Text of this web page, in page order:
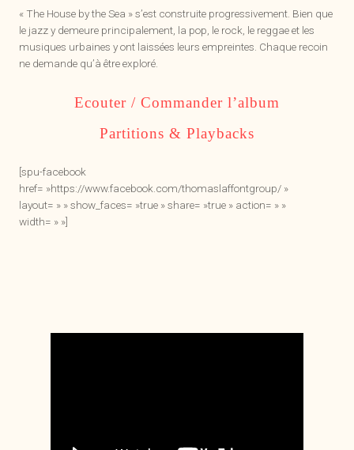
« The House by the Sea » s’est construite progressivement. Bien que
le jazz y demeure principalement, la pop, le rock, le reggae et les
musiques urbaines y ont laissées leurs empreintes. Chaque recoin
ne demande qu’à être exploré.
Ecouter / Commander l’album
Partitions & Playbacks
[spu-facebook
href= »https://www.facebook.com/thomaslaffontgroup/ »
layout= » » show_faces= »true » share= »true » action= » »
width= » »]